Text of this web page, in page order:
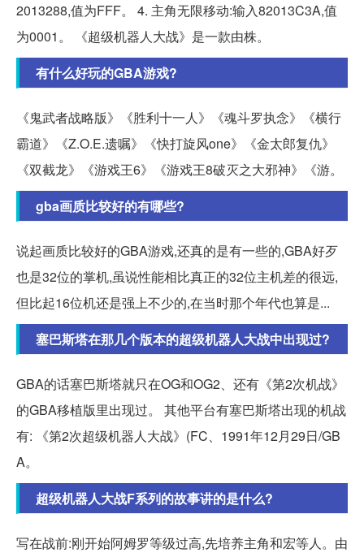
2013288,值为FFF。 4. 主角无限移动:输入82013C3A,值
为0001。 《超级机器人大战》是一款由株。
有什么好玩的GBA游戏?
《鬼武者战略版》《胜利十一人》《魂斗罗执念》《横行
霸道》《Z.O.E.遗嘱》《快打旋风one》《金太郎复仇》
《双截龙》《游戏王6》《游戏王8破灭之大邪神》《游。
gba画质比较好的有哪些?
说起画质比较好的GBA游戏,还真的是有一些的,GBA好歹
也是32位的掌机,虽说性能相比真正的32位主机差的很远,
但比起16位机还是强上不少的,在当时那个年代也算是...
塞巴斯塔在那几个版本的超级机器人大战中出现过?
GBA的话塞巴斯塔就只在OG和OG2、还有《第2次机战》
的GBA移植版里出现过。 其他平台有塞巴斯塔出现的机战
有: 《第2次超级机器人大战》(FC、1991年12月29日/GB
A。
超级机器人大战F系列的故事讲的是什么?
写在战前:刚开始阿姆罗等级过高,先培养主角和宏等人。由